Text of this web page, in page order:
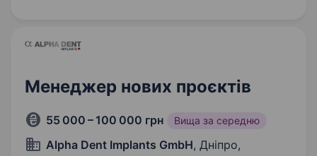
стоматологами,…
Менеджер нових проєктів
55 000 – 100 000 грн Вища за середню
Alpha Dent Implants GmbH, Дніпро,